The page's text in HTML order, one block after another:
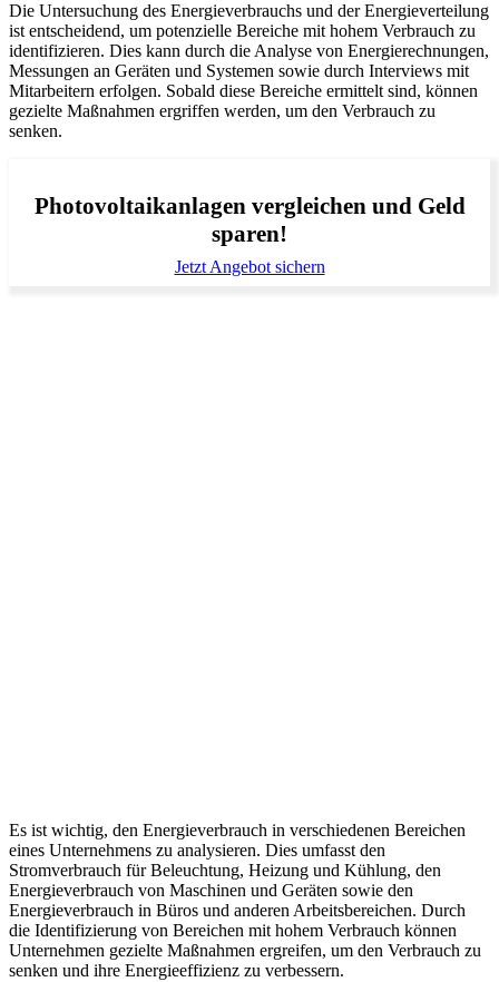
Die Untersuchung des Energieverbrauchs und der Energieverteilung
ist entscheidend, um potenzielle Bereiche mit hohem Verbrauch zu
identifizieren. Dies kann durch die Analyse von Energierechnungen,
Messungen an Geräten und Systemen sowie durch Interviews mit
Mitarbeitern erfolgen. Sobald diese Bereiche ermittelt sind, können
gezielte Maßnahmen ergriffen werden, um den Verbrauch zu
senken.
Photovoltaikanlagen vergleichen und Geld
sparen!
Jetzt Angebot sichern
Es ist wichtig, den Energieverbrauch in verschiedenen Bereichen
eines Unternehmens zu analysieren. Dies umfasst den
Stromverbrauch für Beleuchtung, Heizung und Kühlung, den
Energieverbrauch von Maschinen und Geräten sowie den
Energieverbrauch in Büros und anderen Arbeitsbereichen. Durch
die Identifizierung von Bereichen mit hohem Verbrauch können
Unternehmen gezielte Maßnahmen ergreifen, um den Verbrauch zu
senken und ihre Energieeffizienz zu verbessern.